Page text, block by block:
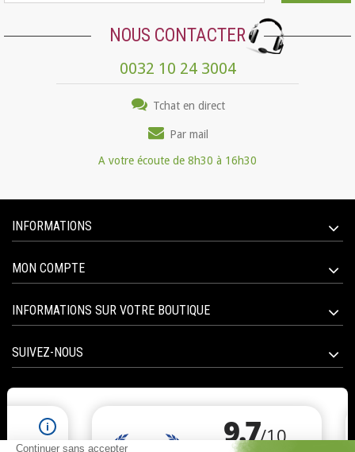
NOUS CONTACTER
0032 10 24 3004
Tchat en direct
Par mail
A votre écoute de 8h30 à 16h30
INFORMATIONS
MON COMPTE
INFORMATIONS SUR VOTRE BOUTIQUE
SUIVEZ-NOUS